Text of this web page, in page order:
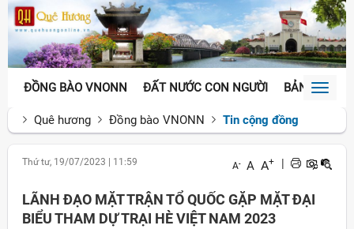
ĐỒNG BÀO VNONN ĐẤT NƯỚC CON NGƯỜI BẢN SẮCToggle
Quê hương
Đồng bào VNONN Tin cộng đồng
Thứ tư, 19/07/2023 11:59 A- A A+
LÃNH ĐẠO MẶT TRẬN TỔ QUỐC GẶP MẶT ĐẠI
BIỂU THAM DỰ TRẠI HÈ VIỆT NAM 2023